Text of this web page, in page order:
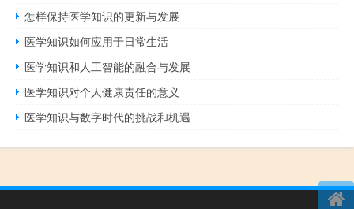
怎样保持医学知识的更新与发展
医学知识如何应用于日常生活
医学知识和人工智能的融合与发展
医学知识对个人健康责任的意义
医学知识与数字时代的挑战和机遇